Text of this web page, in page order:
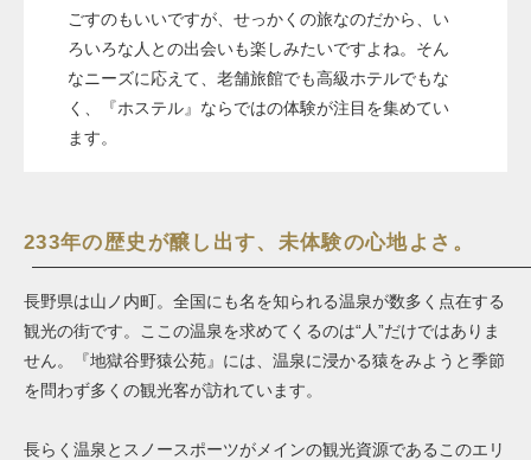
ごすのもいいですが、せっかくの旅なのだから、い
ろいろな人との出会いも楽しみたいですよね。そん
なニーズに応えて、老舗旅館でも高級ホテルでもな
く、『ホステル』ならではの体験が注目を集めてい
ます。
233年の歴史が醸し出す、未体験の心地よさ。
長野県は山ノ内町。全国にも名を知られる温泉が数多く点在する
観光の街です。ここの温泉を求めてくるのは“人”だけではありま
せん。『地獄谷野猿公苑』には、温泉に浸かる猿をみようと季節
を問わず多くの観光客が訪れています。
長らく温泉とスノースポーツがメインの観光資源であるこのエリ